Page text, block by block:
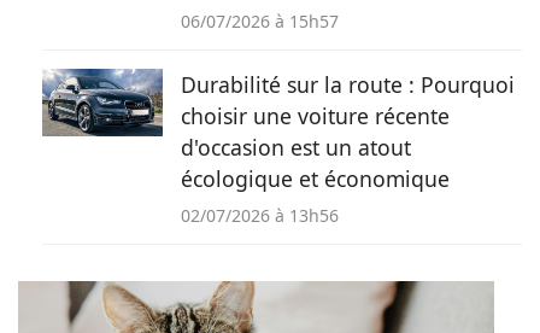
06/07/2026 à 15h57
Durabilité sur la route : Pourquoi
choisir une voiture récente
d'occasion est un atout
écologique et économique
02/07/2026 à 13h56